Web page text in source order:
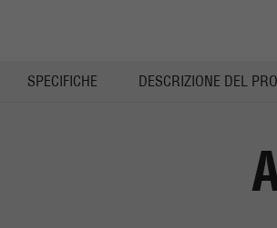
SPECIFICHE DESCRIZIONE DEL